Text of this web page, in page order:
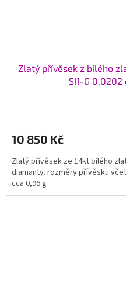
Zlatý přívěsek z bílého
SI1-G
10 850 Kč
Zlatý přívěsek ze 14kt bílého
diamanty. rozměry přívěsku
cca 0,96 g